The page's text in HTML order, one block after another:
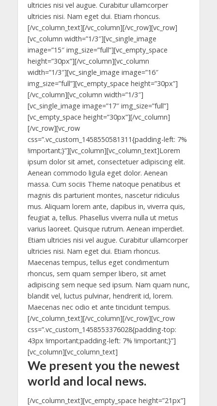
ultricies nisi vel augue. Curabitur ullamcorper
ultricies nisi. Nam eget dui. Etiam rhoncus.
[/vc_column_text][/vc_column][/vc_row][vc_row]
[vc_column width=”1/3″][vc_single_image
image=”15″ img_size=”full”][vc_empty_space
height=”30px”][/vc_column][vc_column
width=”1/3″][vc_single_image image=”16″
img_size=”full”][vc_empty_space height=”30px”]
[/vc_column][vc_column width=”1/3″]
[vc_single_image image=”17″ img_size=”full”]
[vc_empty_space height=”30px”][/vc_column]
[/vc_row][vc_row
css=”.vc_custom_1458550581311{padding-left: 7%
!important;}”][vc_column][vc_column_text]Lorem
ipsum dolor sit amet, consectetuer adipiscing elit.
Aenean commodo ligula eget dolor. Aenean
massa. Cum sociis Theme natoque penatibus et
magnis dis parturient montes, nascetur ridiculus
mus. Aliquam lorem ante, dapibus in, viverra quis,
feugiat a, tellus. Phasellus viverra nulla ut metus
varius laoreet. Quisque rutrum. Aenean imperdiet.
Etiam ultricies nisi vel augue. Curabitur ullamcorper
ultricies nisi. Nam eget dui. Etiam rhoncus.
Maecenas tempus, tellus eget condimentum
rhoncus, sem quam semper libero, sit amet
adipiscing sem neque sed ipsum. Nam quam nunc,
blandit vel, luctus pulvinar, hendrerit id, lorem.
Maecenas nec odio et ante tincidunt tempus.
[/vc_column_text][/vc_column][/vc_row][vc_row
css=”.vc_custom_1458553376028{padding-top:
43px !important;padding-left: 7% !important;}”]
[vc_column][vc_column_text]
We present you the newest
world and local news.
[/vc_column_text][vc_empty_space height=”21px”]